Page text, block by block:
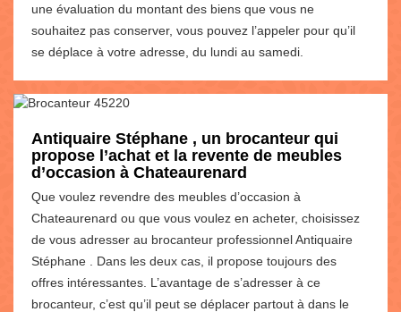
une évaluation du montant des biens que vous ne
souhaitez pas conserver, vous pouvez l’appeler pour qu’il
se déplace à votre adresse, du lundi au samedi.
Antiquaire Stéphane , un brocanteur qui
propose l’achat et la revente de meubles
d’occasion à Chateaurenard
Que voulez revendre des meubles d’occasion à
Chateaurenard ou que vous voulez en acheter, choisissez
de vous adresser au brocanteur professionnel Antiquaire
Stéphane . Dans les deux cas, il propose toujours des
offres intéressantes. L’avantage de s’adresser à ce
brocanteur, c’est qu’il peut se déplacer partout à dans le